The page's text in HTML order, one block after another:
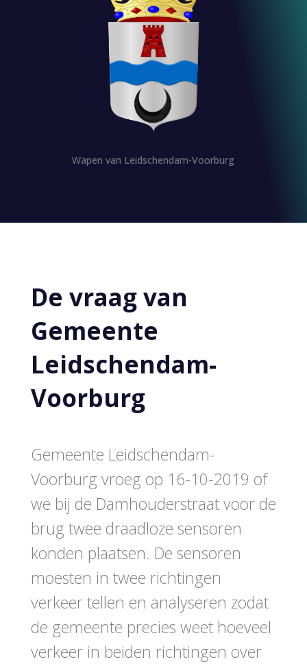
Wapen van Leidschendam-Voorburg
De vraag van
Gemeente
Leidschendam-
Voorburg
Gemeente Leidschendam-
Voorburg vroeg op 16-10-2019 of
we bij de Damhouderstraat voor de
brug twee draadloze sensoren
konden plaatsen. De sensoren
moesten in twee richtingen
verkeer tellen en analyseren zodat
de gemeente precies weet hoeveel
verkeer in beiden richtingen over